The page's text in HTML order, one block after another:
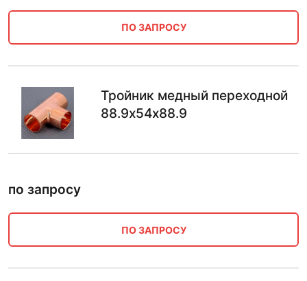
ПО ЗАПРОСУ
Тройник медный переходной
88.9х54х88.9
по запросу
ПО ЗАПРОСУ